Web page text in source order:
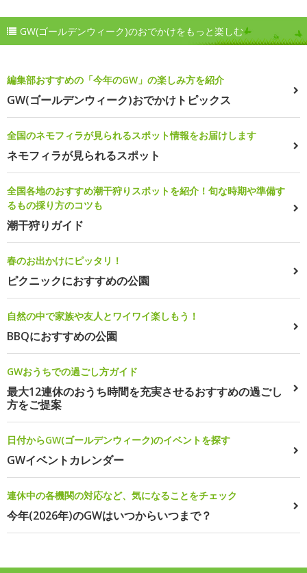
GW(ゴールデンウィーク)のおでかけをもっと楽しむ
編集部おすすめの「今年のGW」の楽しみ方を紹介
GW(ゴールデンウィーク)おでかけトピックス
全国のネモフィラが見られるスポット情報をお届けします
ネモフィラが見られるスポット
全国各地のおすすめ潮干狩りスポットを紹介！旬な時期や準備す
るもの採り方のコツも
潮干狩りガイド
春のお出かけにピッタリ！
ピクニックにおすすめの公園
自然の中で家族や友人とワイワイ楽しもう！
BBQにおすすめの公園
GWおうちでの過ごし方ガイド
最大12連休のおうち時間を充実させるおすすめの過ごし
方をご提案
日付からGW(ゴールデンウィーク)のイベントを探す
GWイベントカレンダー
連休中の各機関の対応など、気になることをチェック
今年(2026年)のGWはいつからいつまで？